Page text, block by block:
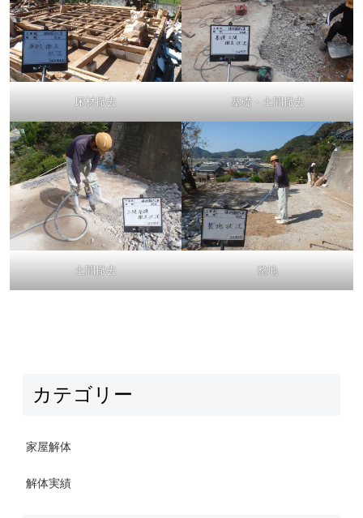
床材撤去 基礎・土間撤去
土間撤去 整地
カテゴリー
家屋解体
解体実績